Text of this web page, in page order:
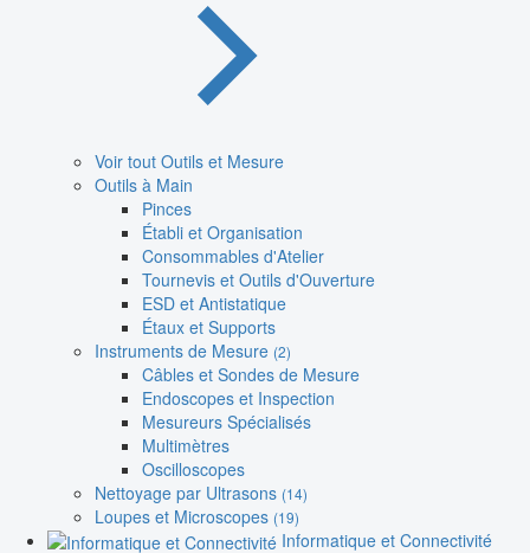
Voir tout Outils et Mesure
Outils à Main
Pinces
Établi et Organisation
Consommables d'Atelier
Tournevis et Outils d'Ouverture
ESD et Antistatique
Étaux et Supports
Instruments de Mesure (2)
Câbles et Sondes de Mesure
Endoscopes et Inspection
Mesureurs Spécialisés
Multimètres
Oscilloscopes
Nettoyage par Ultrasons (14)
Loupes et Microscopes (19)
Informatique et Connectivité